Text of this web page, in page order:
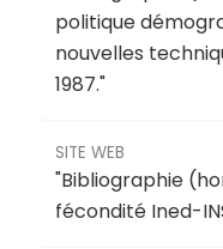
politique
nouvelles
1987."
SITE WEB
"Bibliographie
fécondité Ined-